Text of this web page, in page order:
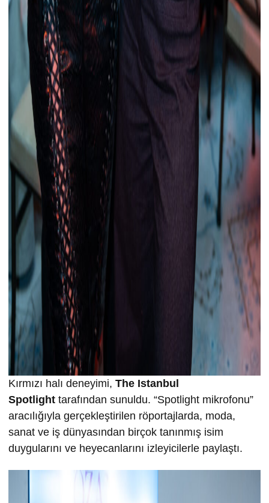
Kırmızı halı deneyimi, The Istanbul
Spotlight tarafından sunuldu. “Spotlight mikrofonu”
aracılığıyla gerçekleştirilen röportajlarda, moda,
sanat ve iş dünyasından birçok tanınmış isim
duygularını ve heyecanlarını izleyicilerle paylaştı.